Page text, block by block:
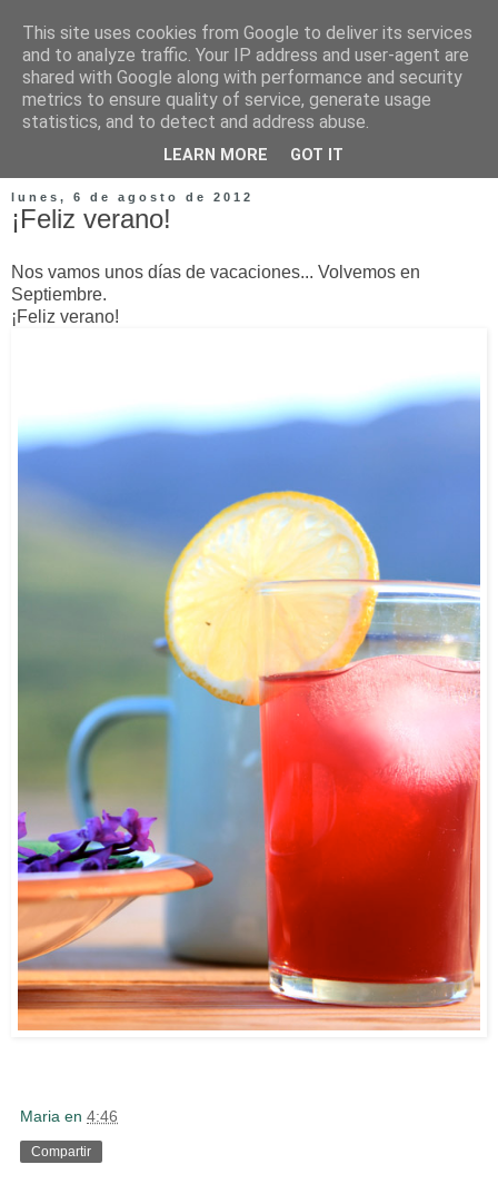
lunes, 6 de agosto de 2012
¡Feliz verano!
Nos vamos unos días de vacaciones... Volvemos en
Septiembre.
¡Feliz verano!
Maria en 4:46
Compartir
This site uses cookies from Google to deliver its services
and to analyze traffic. Your IP address and user-agent are
shared with Google along with performance and security
metrics to ensure quality of service, generate usage
statistics, and to detect and address abuse.
LEARN MORE GOT IT